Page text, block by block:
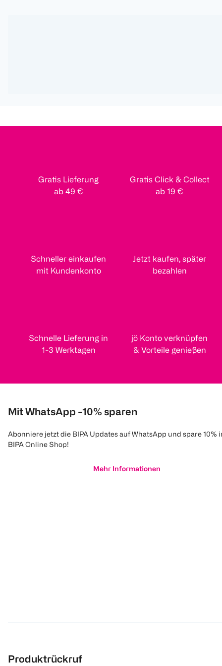
Gratis Lieferung
ab 49 €
Gratis Click & Collect
ab 19 €
Schneller einkaufen
mit Kundenkonto
Jetzt kaufen, später
bezahlen
Schnelle Lieferung in
1-3 Werktagen
jö Konto verknüpfen
& Vorteile genießen
Mit WhatsApp -10% sparen
Abonniere jetzt die BIPA Updates auf WhatsApp und spare 10%
BIPA Online Shop!
Mehr Informationen
Produktrückruf